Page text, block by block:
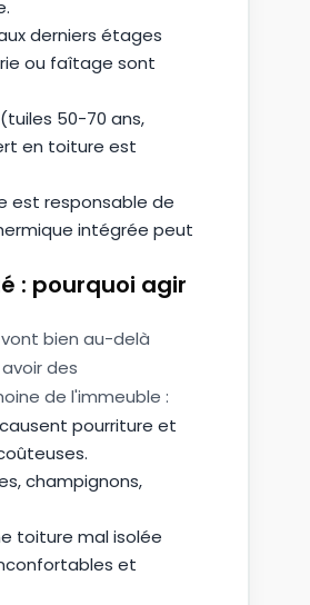
derniers étages
ou faîtage sont
50-70 ans,
en toiture est
est responsable de
intégrée peut
: pourquoi agir
bien au-delà
des
de l'immeuble :
pourriture et
champignons,
toiture mal isolée
et